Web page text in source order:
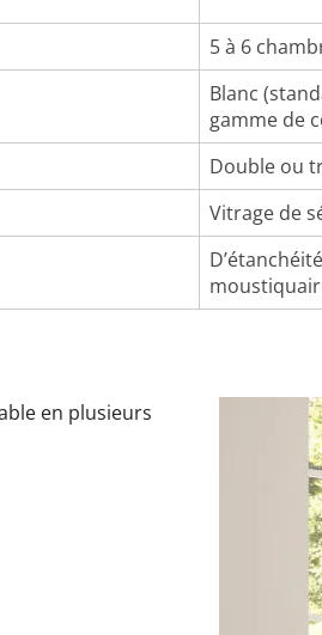
5 à 6
Blanc
gamme de
Double ou
Vitrage de
en plusieurs